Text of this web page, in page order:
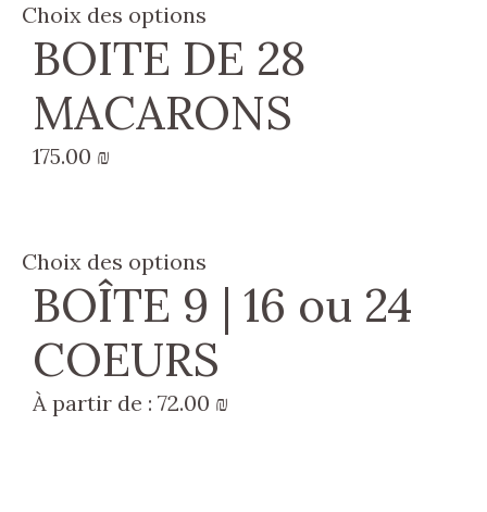
Choix des options
BOITE DE 28
MACARONS
175.00 ₪
Choix des options
BOÎTE 9 | 16 ou 24
COEURS
À partir de : 72.00 ₪